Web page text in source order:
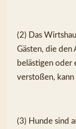
(2) Das
Gästen, die den
belästigen oder
verstoßen,
(3) Hunde sind